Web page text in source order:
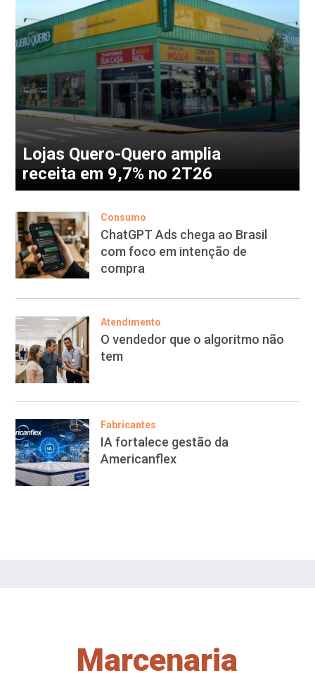
Lojas Quero-Quero amplia
receita em 9,7% no 2T26
Consumo
ChatGPT Ads chega ao Brasil
com foco em intenção de
compra
Atendimento
O vendedor que o algoritmo não
tem
Fabricantes
IA fortalece gestão da
Americanflex
Marcenaria